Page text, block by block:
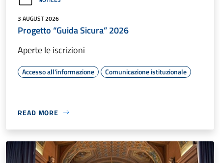
3 AUGUST 2026
Progetto “Guida Sicura” 2026
Aperte le iscrizioni
Accesso all'informazione Comunicazione istituzionale
READ MORE